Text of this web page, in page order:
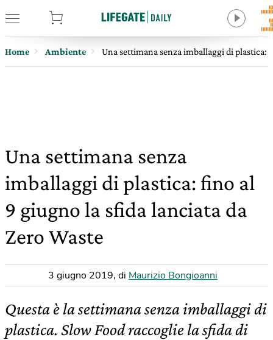
Home Ambiente Una settimana senza imballaggi di plastica:
Una settimana senza
imballaggi di plastica: fino al
9 giugno la sfida lanciata da
Zero Waste
3 giugno 2019, di Maurizio Bongioanni
Questa è la settimana senza imballaggi di
plastica. Slow Food raccoglie la sfida di